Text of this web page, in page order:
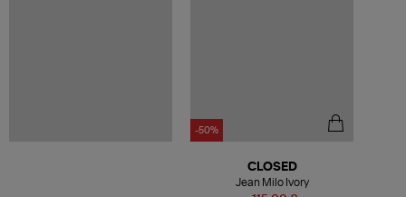
-50%
CLOSED
Jean Milo Ivory